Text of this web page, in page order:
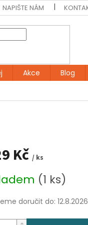
NAPIŠTE NÁM
Akce Blog
Kč / ks
(1 ks)
doručit do: 12.8.2026